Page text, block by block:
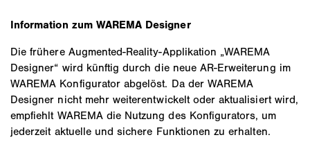
bestellen.
unverbindliches Sofort-Angebot von Ihrem
Information zum WAREMA Designer
Die frühere Augmented‑Reality‑Applikation „WAREMA
Designer“ wird künftig durch die neue AR‑Erweiterung im
WAREMA Konfigurator abgelöst. Da der WAREMA
Designer nicht mehr weiterentwickelt oder aktualisiert wird,
empfiehlt WAREMA die Nutzung des Konfigurators, um
jederzeit aktuelle und sichere Funktionen zu erhalten.